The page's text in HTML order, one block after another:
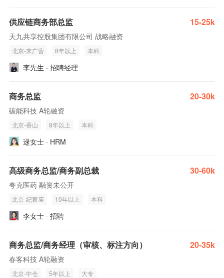
供应链商务部总监 15-25k
天九共享控股集团有限公司 战略融资
北京-来广营 8年以上 本科
李先生 · 招聘经理
商务总监 20-30k
碳能科技 A轮融资
北京-香山 8年以上 本科
逯女士 · HRM
高级商务总监/商务副总裁 30-60k
夸克医药 融资未公开
北京-纪家庙 10年以上 本科
李女士 · 招聘
商务总监/商务经理（审核、标注方向） 20-35k
春客科技 A轮融资
北京-中仓 5年以上 大专